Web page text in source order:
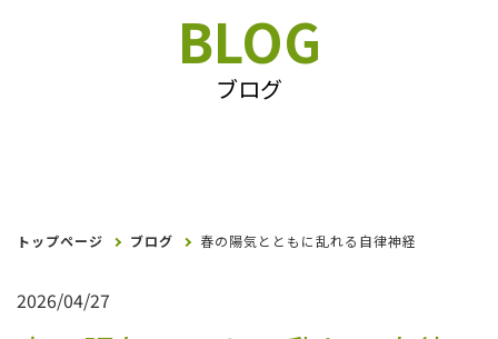
BLOG
ブログ
トップページ ブログ 春の陽気とともに乱れる自律神経
2026/04/27